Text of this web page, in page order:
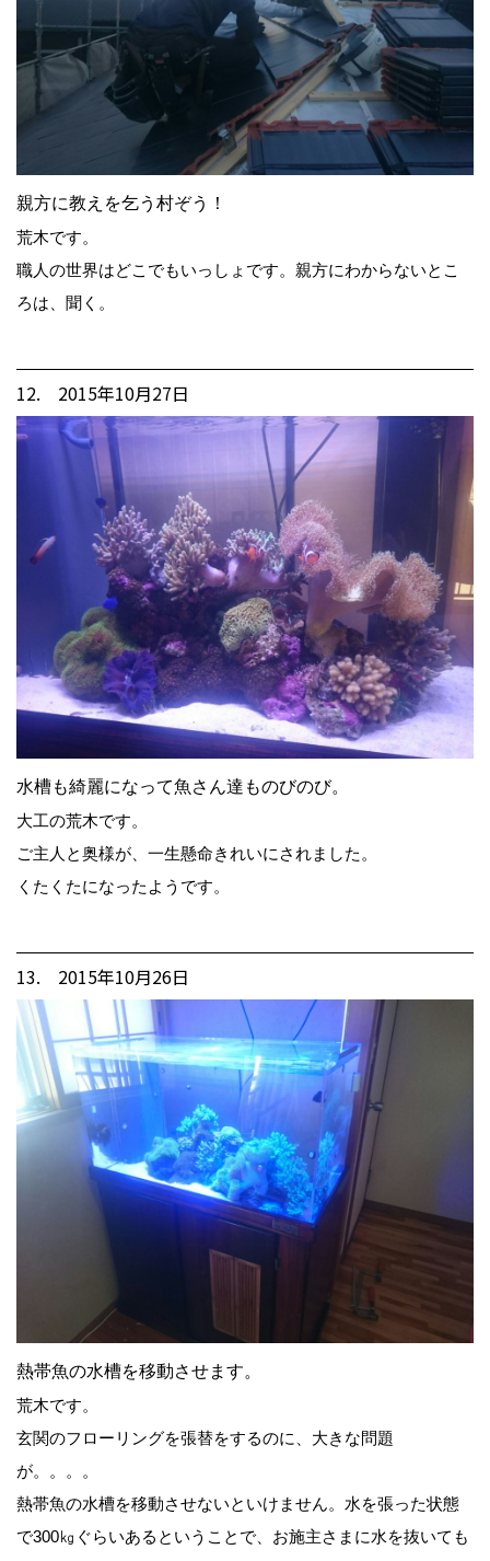
親方に教えを乞う村ぞう！
荒木です。
職人の世界はどこでもいっしょです。親方にわからないとこ
ろは、聞く。
12. 2015年10月27日
水槽も綺麗になって魚さん達ものびのび。
大工の荒木です。
ご主人と奥様が、一生懸命きれいにされました。
くたくたになったようです。
13. 2015年10月26日
熱帯魚の水槽を移動させます。
荒木です。
玄関のフローリングを張替をするのに、大きな問題
が。。。。
熱帯魚の水槽を移動させないといけません。水を張った状態
で300㎏ぐらいあるということで、お施主さまに水を抜いても